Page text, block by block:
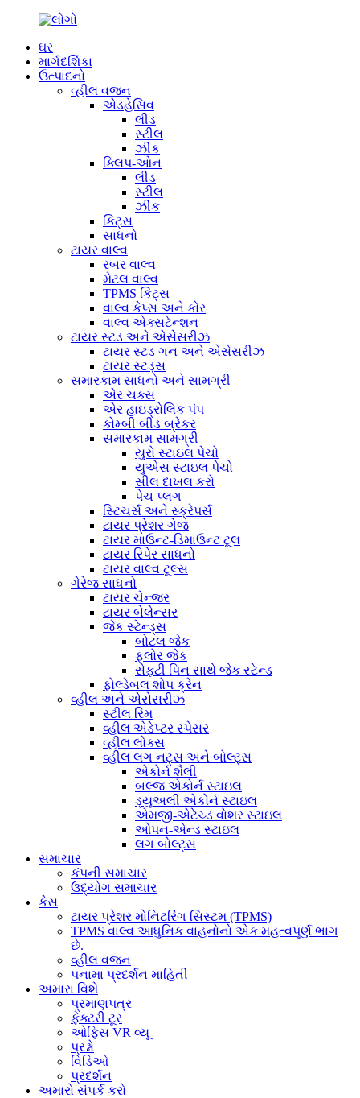
ઘર
માર્ગદર્શિકા
ઉત્પાદનો
વ્હીલ વજન
એડહેસિવ
લીડ
સ્ટીલ
ઝીંક
ક્લિપ-ઓન
લીડ
સ્ટીલ
ઝીંક
કિટ્સ
સાધનો
ટાયર વાલ્વ
રબર વાલ્વ
મેટલ વાલ્વ
TPMS કિટ્સ
વાલ્વ કેપ્સ અને કોર
વાલ્વ એક્સટેન્શન
ટાયર સ્ટડ અને એસેસરીઝ
ટાયર સ્ટડ ગન અને એસેસરીઝ
ટાયર સ્ટડ્સ
સમારકામ સાધનો અને સામગ્રી
એર ચક્સ
એર હાઇડ્રોલિક પંપ
કોમ્બી બીડ બ્રેકર
સમારકામ સામગ્રી
યુરો સ્ટાઇલ પેચો
યુએસ સ્ટાઇલ પેચો
સીલ દાખલ કરો
પેચ પ્લગ
સ્ટિચર્સ અને સ્ક્રેપર્સ
ટાયર પ્રેશર ગેજ
ટાયર માઉન્ટ-ડિમાઉન્ટ ટૂલ
ટાયર રિપેર સાધનો
ટાયર વાલ્વ ટૂલ્સ
ગેરેજ સાધનો
ટાયર ચેન્જર
ટાયર બેલેન્સર
જેક સ્ટેન્ડ્સ
બોટલ જેક
ફ્લોર જેક
સેફ્ટી પિન સાથે જેક સ્ટેન્ડ
ફોલ્ડેબલ શોપ ક્રેન
વ્હીલ અને એસેસરીઝ
સ્ટીલ રિમ
વ્હીલ એડેપ્ટર સ્પેસર
વ્હીલ લોક્સ
વ્હીલ લગ નટ્સ અને બોલ્ટ્સ
એકોર્ન શૈલી
બલ્જ એકોર્ન સ્ટાઇલ
ડ્યુઅલી એકોર્ન સ્ટાઇલ
એમજી-એટેચ્ડ વોશર સ્ટાઇલ
ઓપન-એન્ડ સ્ટાઇલ
લગ બોલ્ટ્સ
સમાચાર
કંપની સમાચાર
ઉદ્યોગ સમાચાર
કેસ
ટાયર પ્રેશર મોનિટરિંગ સિસ્ટમ (TPMS)
TPMS વાલ્વ આધુનિક વાહનોનો એક મહત્વપૂર્ણ ભાગ
છે.
વ્હીલ વજન
પનામા પ્રદર્શન માહિતી
અમારા વિશે
પ્રમાણપત્ર
ફેક્ટરી ટૂર
ઓફિસ VR વ્યૂ
પ્રશ્નો
વિડિઓ
પ્રદર્શન
અમારો સંપર્ક કરો